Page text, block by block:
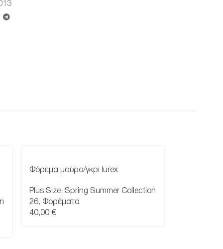
Φόρεμα μαύρο/γκρι lurex
Plus Size, Spring Summer Collection
26, Φορέματα
40,00 €